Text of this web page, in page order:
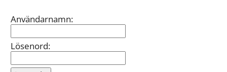
Inloggning
Användarnamn:
Lösenord:
informationen
bättre
dig?
Webbadress